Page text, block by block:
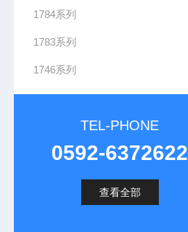
1784系列
1783系列
1746系列
TEL-PHONE
0592-6372622
查看全部